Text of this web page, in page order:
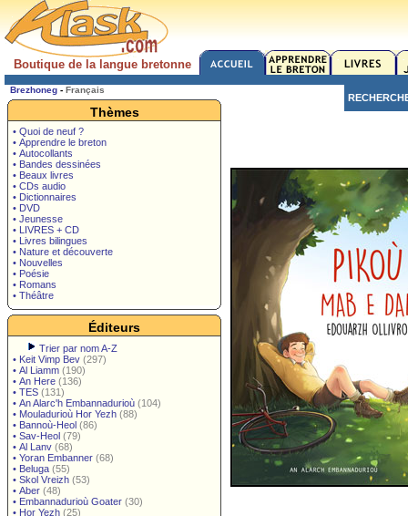
Boutique de la langue bretonne
Brezhoneg - Français
Thèmes
• Quoi de neuf ?
• Apprendre le breton
• Autocollants
• Bandes dessinées
• Beaux livres
• CDs audio
• Dictionnaires
• DVD
• Jeunesse
• LIVRES + CD
• Livres bilingues
• Nature et découverte
• Nouvelles
• Poésie
• Romans
• Théâtre
Éditeurs
Trier par nom A-Z
• Keit Vimp Bev (297)
• Al Liamm (190)
• An Here (136)
• TES (131)
• An Alarc'h Embannadurioù (104)
• Mouladurioù Hor Yezh (88)
• Bannoù-Heol (86)
• Sav-Heol (79)
• Al Lanv (68)
• Yoran Embanner (68)
• Beluga (55)
• Skol Vreizh (53)
• Aber (48)
• Embannadurioù Goater (30)
• Hor Yezh (25)